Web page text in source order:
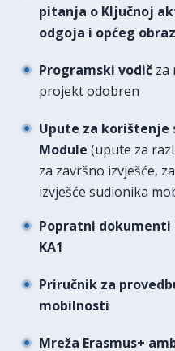
pitanja o Ključnoj
odgoja i općeg
Programski vodič za
projekt odobren
Upute za korištenje
Module (upute za
za završno izvješće,
izvješće sudionika
Popratni
KA1
Priručnik za
mobilnosti
Mreža Erasmus+